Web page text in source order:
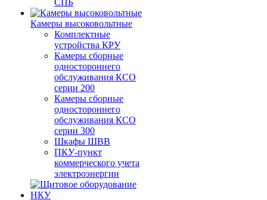
СПБ
Камеры высоковольтные
Комплектные
устройства КРУ
Камеры сборные
одностороннего
обслуживания КСО
серии 200
Камеры сборные
одностороннего
обслуживания КСО
серии 300
Шкафы ШВВ
ПКУ-пункт
коммерческого учета
электроэнергии